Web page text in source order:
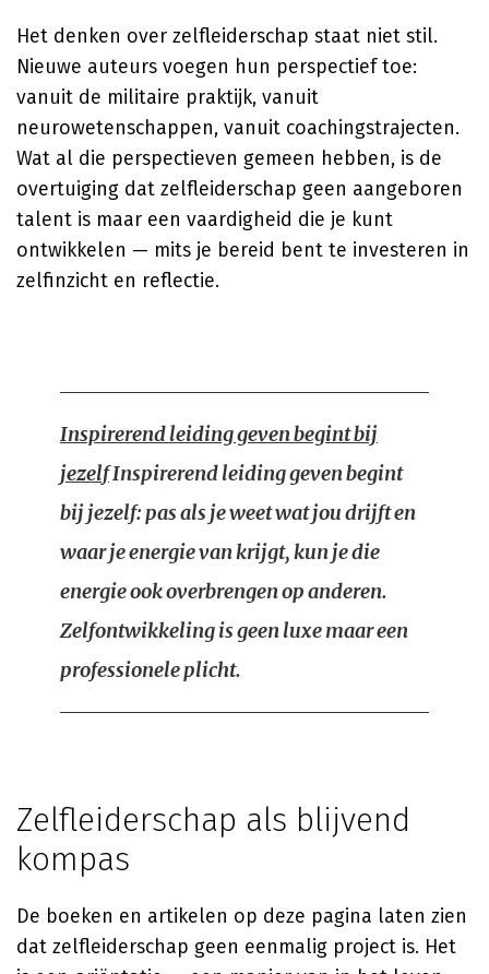
Het denken over zelfleiderschap staat niet stil.
Nieuwe auteurs voegen hun perspectief toe:
vanuit de militaire praktijk, vanuit
neurowetenschappen, vanuit coachingstrajecten.
Wat al die perspectieven gemeen hebben, is de
overtuiging dat zelfleiderschap geen aangeboren
talent is maar een vaardigheid die je kunt
ontwikkelen — mits je bereid bent te investeren in
zelfinzicht en reflectie.
Inspirerend leiding geven begint bij
jezelfInspirerend leiding geven begint
bij jezelf: pas als je weet wat jou drijft en
waar je energie van krijgt, kun je die
energie ook overbrengen op anderen.
Zelfontwikkeling is geen luxe maar een
professionele plicht.
Zelfleiderschap als blijvend
kompas
De boeken en artikelen op deze pagina laten zien
dat zelfleiderschap geen eenmalig project is. Het